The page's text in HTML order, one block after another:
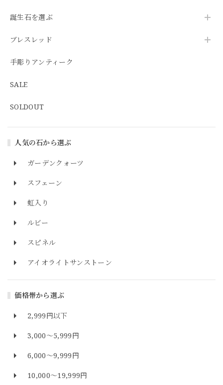
誕生石を選ぶ
ブレスレッド
手彫りアンティーク
SALE
SOLDOUT
人気の石から選ぶ
ガーデンクォーツ
スフェーン
虹入り
ルビー
スピネル
アイオライトサンストーン
価格帯から選ぶ
2,999円以下
3,000～5,999円
6,000～9,999円
10,000～19,999円